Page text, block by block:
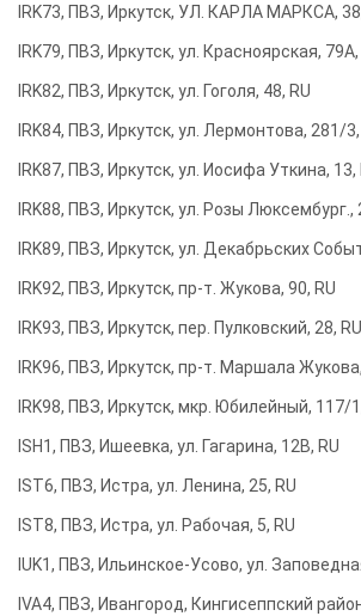
IRK73, ПВЗ, Иркутск, УЛ. КАРЛА МАРКСА,
IRK79, ПВЗ, Иркутск, ул. Красноярская, 79А,
IRK82, ПВЗ, Иркутск, ул. Гоголя, 48, RU
IRK84, ПВЗ, Иркутск, ул. Лермонтова, 281/3,
IRK87, ПВЗ, Иркутск, ул. Иосифа Уткина, 13,
IRK88, ПВЗ, Иркутск, ул. Розы Люксембург.,
IRK89, ПВЗ, Иркутск, ул. Декабрьских
IRK92, ПВЗ, Иркутск, пр-т. Жукова, 90, RU
IRK93, ПВЗ, Иркутск, пер. Пулковский, 28, RU
IRK96, ПВЗ, Иркутск, пр-т. Маршала
IRK98, ПВЗ, Иркутск, мкр. Юбилейный, 117/
ISH1, ПВЗ, Ишеевка, ул. Гагарина, 12В, RU
IST6, ПВЗ, Истра, ул. Ленина, 25, RU
IST8, ПВЗ, Истра, ул. Рабочая, 5, RU
IUK1, ПВЗ, Ильинское-Усово, ул.
IVA4, ПВЗ, Ивангород, Кингисеппский